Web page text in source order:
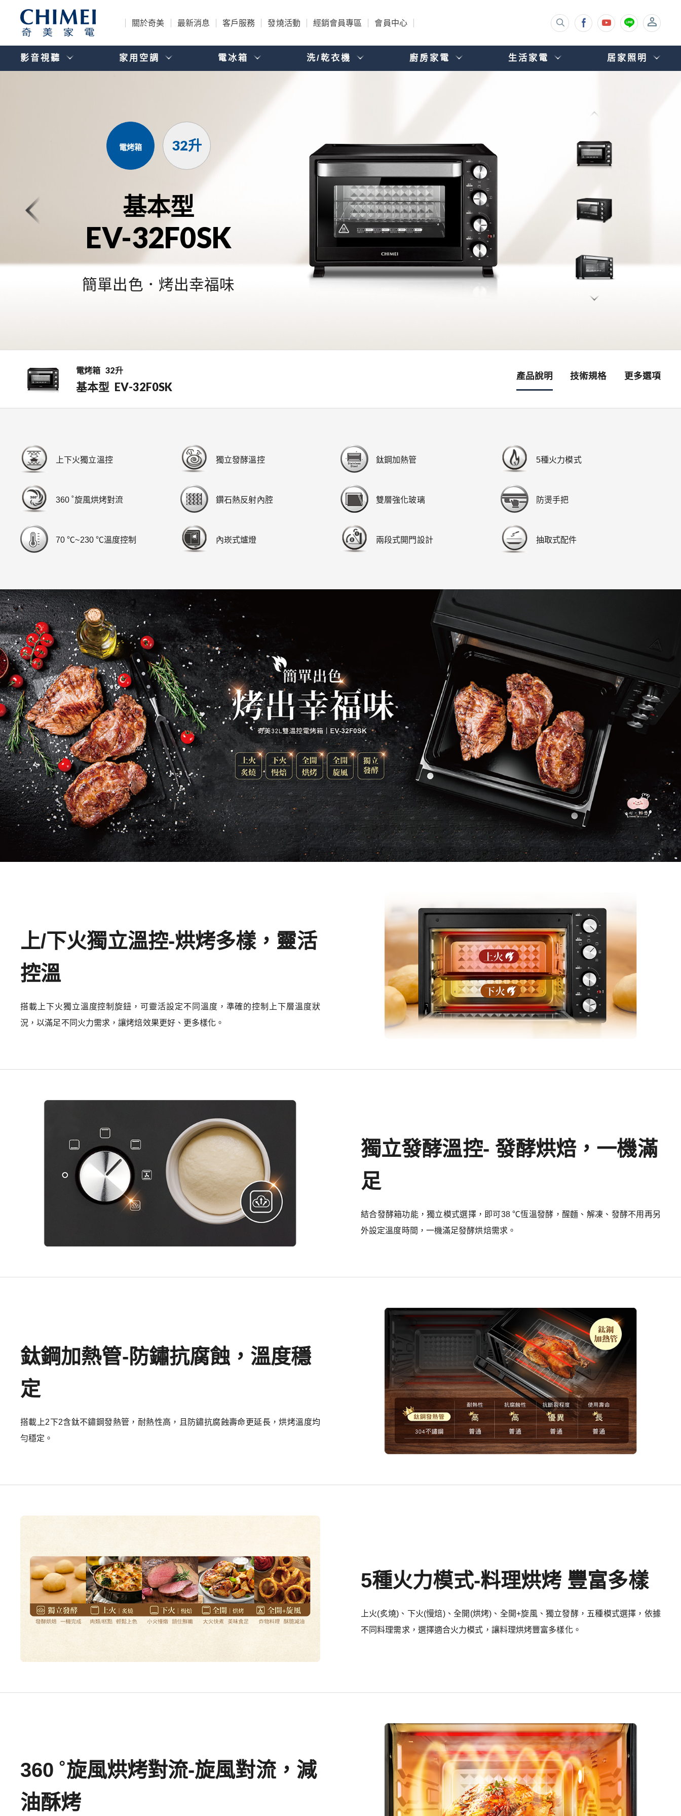
關於奇美 最新消息 客戶服務 發燒活動 經銷會員專區 會員中心
影音視聽 家用空調 電冰箱 洗/乾衣機 廚房家電 生活家電 居家照明
電烤箱 32升
基本型
EV-32F0SK
簡單出色．烤出幸福味
電烤箱 32升
基本型 EV-32F0SK
產品說明 技術規格 更多選項
上下火獨立溫控 獨立發酵溫控 鈦鋼加熱管 5種火力模式
360 ˚旋風烘烤對流 鑽石熱反射內腔 雙層強化玻璃 防燙手把
70 ℃~230 ℃溫度控制 內崁式爐燈 兩段式開門設計 抽取式配件
上/下火獨立溫控-烘烤多樣，靈活
控溫
搭載上下火獨立溫度控制旋鈕，可靈活設定不同溫度，準確的控制上下層溫度狀
況，以滿足不同火力需求，讓烤焙效果更好、更多樣化。
獨立發酵溫控- 發酵烘焙，一機滿
足
結合發酵箱功能，獨立模式選擇，即可38 ℃恆溫發酵，醒麵、解凍、發酵不用再另
外設定溫度時間，一機滿足發酵烘焙需求。
鈦鋼加熱管-防鏽抗腐蝕，溫度穩
定
搭載上2下2含鈦不鏽鋼發熱管，耐熱性高，且防鏽抗腐蝕壽命更延長，烘烤溫度均
勻穩定。
5種火力模式-料理烘烤 豐富多樣
上火(炙燒)、下火(慢焙)、全開(烘烤)、全開+旋風、獨立發酵，五種模式選擇，依據
不同料理需求，選擇適合火力模式，讓料理烘烤豐富多樣化。
360 ˚旋風烘烤對流-旋風對流，減
油酥烤